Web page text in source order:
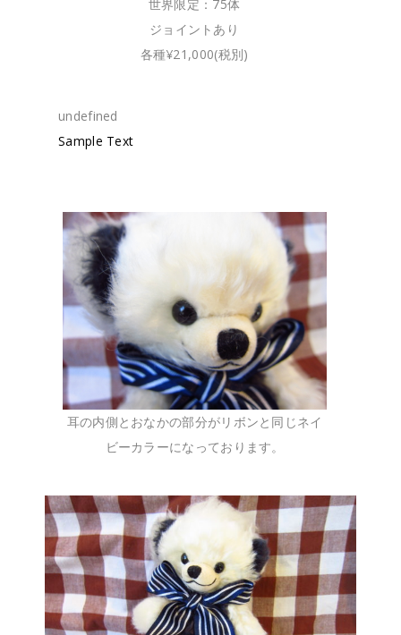
世界限定：75体
ジョイントあり
各種¥21,000(税別)
undefined
Sample Text
耳の内側とおなかの部分がリボンと同じネイ
ビーカラーになっております。